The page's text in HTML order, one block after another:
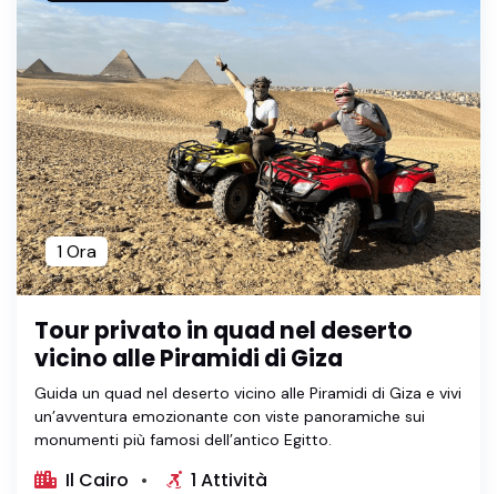
1 Ora
Tour privato in quad nel deserto
vicino alle Piramidi di Giza
Guida un quad nel deserto vicino alle Piramidi di Giza e vivi
un’avventura emozionante con viste panoramiche sui
monumenti più famosi dell’antico Egitto.
Il Cairo 1 Attività